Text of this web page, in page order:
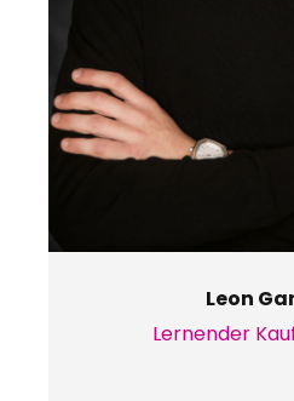
Leon
Lernender